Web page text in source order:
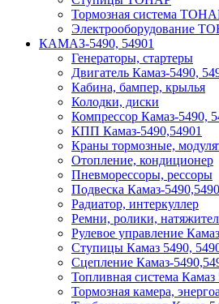
Тормозная система
Электрооборудование
КАМАЗ-5490, 54901
Генераторы, стартеры
Двигатель Камаз-5490,
Кабина, бампер, крылья
Колодки, диски
Компрессор Камаз-5490,
КПП Камаз-5490,54901
Краны тормозные,
Отопление, кондиционер
Пневморессоры, рессоры
Подвеска Камаз-
Радиатор, интеркуллер
Ремни, ролики,
Рулевое управление
Ступицы Камаз 5490,
Сцепление Камаз-
Топливная система Камаз
Тормозная камера,